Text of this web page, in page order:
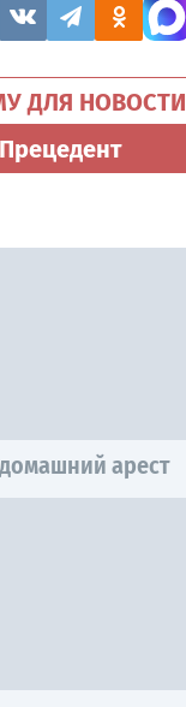
ДЛЯ НОВОСТИ
арест